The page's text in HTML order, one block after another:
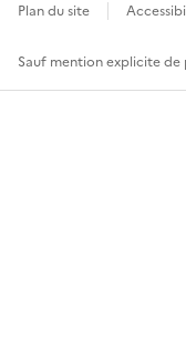
Plan du site
Sauf mention explicite